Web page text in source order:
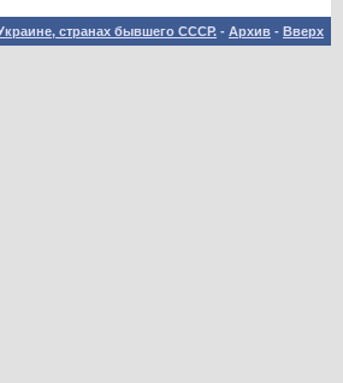
странах бывшего СССР. - Архив - Вверх